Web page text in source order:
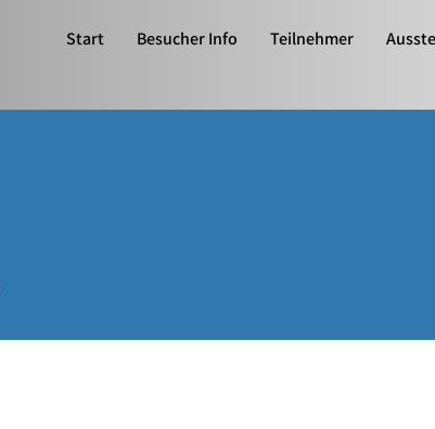
Start Besucher Info Teilnehmer